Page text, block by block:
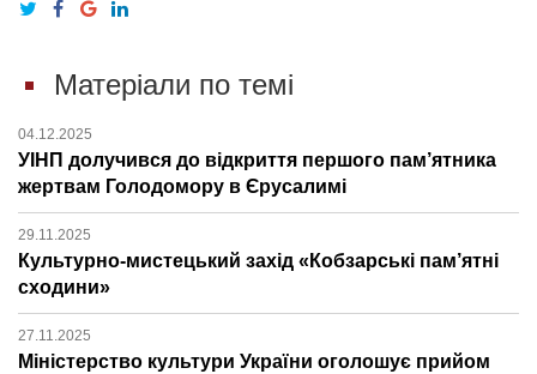
Матеріали по темі
04.12.2025
УІНП долучився до відкриття першого пам’ятника
жертвам Голодомору в Єрусалимі
29.11.2025
Культурно-мистецький захід «Кобзарські пам’ятні
сходини»
27.11.2025
Міністерство культури України оголошує прийом